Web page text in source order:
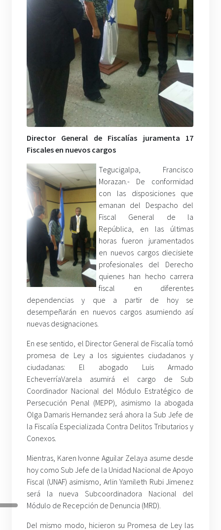
Director General de Fiscalías juramenta 17
Fiscales en nuevos cargos
Tegucigalpa, Francisco
Morazan.- De conformidad
con las disposiciones que
emanan del Despacho del
Fiscal General de la
República, en las últimas
horas fueron juramentados
en nuevos cargos diecisiete
profesionales del Derecho
quienes han hecho carrera
fiscal en diferentes
dependencias y que a partir de hoy se
desempeñarán en nuevos cargos asumiendo así
nuevas designaciones.
En ese sentido, el Director General de Fiscalía tomó
promesa de Ley a los siguientes ciudadanos y
ciudadanas: El abogado Luis Armado
EcheverríaVarela asumirá el cargo de Sub
Coordinador Nacional del Módulo Estratégico de
Persecución Penal (MEPP), asimismo la abogada
Olga Damaris Hernandez será ahora la Sub Jefe de
la Fiscalía Especializada Contra Delitos Tributarios y
Conexos.
Mientras, Karen Ivonne Aguilar Zelaya asume desde
hoy como Sub Jefe de la Unidad Nacional de Apoyo
Fiscal (UNAF) asimismo, Arlin Yamileth Rubi Jimenez
será la nueva Subcoordinadora Nacional del
Módulo de Recepción de Denuncia (MRD).
Del mismo modo, hicieron su Promesa de Ley las